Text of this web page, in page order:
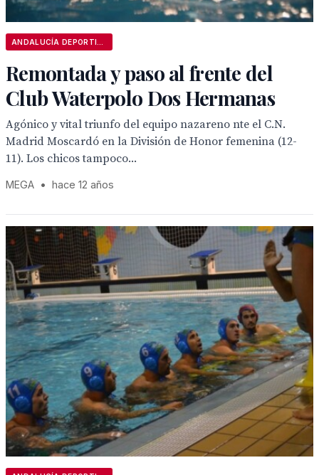
Remontada y paso al frente del
Club Waterpolo Dos Hermanas
Agónico y vital triunfo del equipo nazareno nte el C.N.
Madrid Moscardó en la División de Honor femenina (12-
11). Los chicos tampoco...
MEGA • hace 12 años